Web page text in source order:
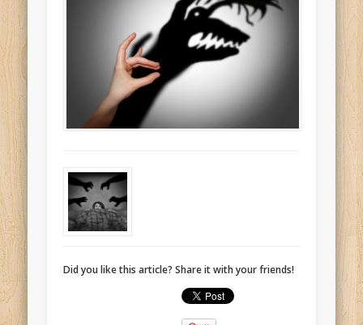
Did you like this article? Share it with your friends!